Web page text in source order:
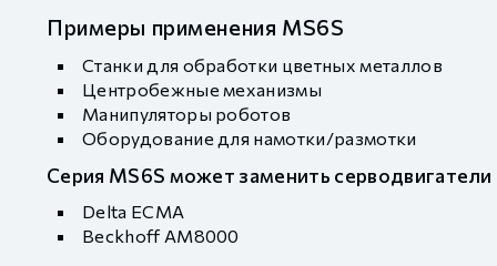
Примеры применения MS6S
Станки для обработки цветных металлов
Центробежные механизмы
Манипуляторы роботов
Оборудование для намотки/размотки
Серия MS6S может заменить серводвигатели
Delta ECMA
Beckhoff AM8000